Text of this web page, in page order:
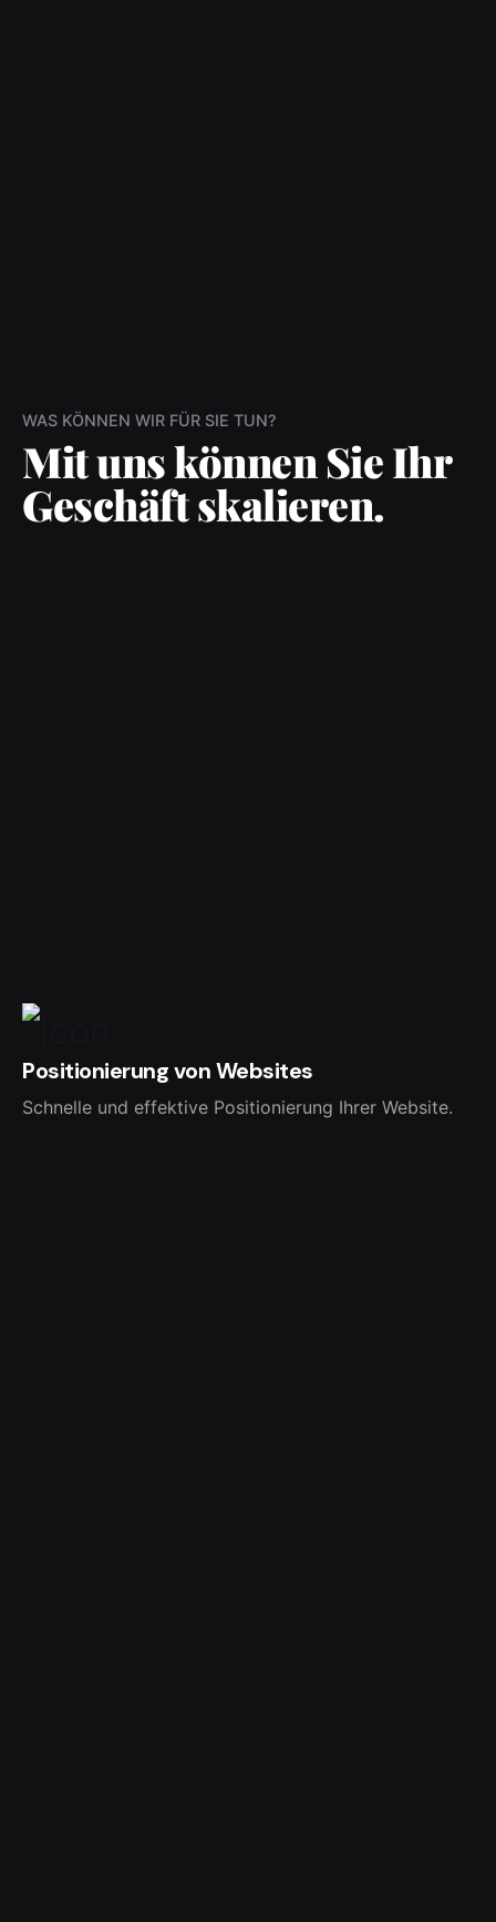
WAS KÖNNEN WIR FÜR SIE TUN?
Mit uns können Sie Ihr
Geschäft skalieren.
Positionierung von Websites
Schnelle und effektive Positionierung Ihrer Website.